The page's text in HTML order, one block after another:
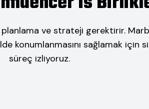
ve strateji gerektirir.
konumlanmasını sağlamak için
süreç izliyoruz.